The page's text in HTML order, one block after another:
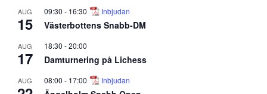
AUG
15
09:30 - 16:30 Inbjudan
Västerbottens Snabb-DM
AUG
17
18:30 -20:00
Damturnering på Lichess
AUG 08:00 - 17:00 Inbjudan